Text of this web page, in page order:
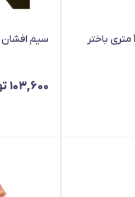
سیم ارت افشان 1 در 4 متری باختر
سیم افشان 1 در 4 باختران ایرانیان
103,600